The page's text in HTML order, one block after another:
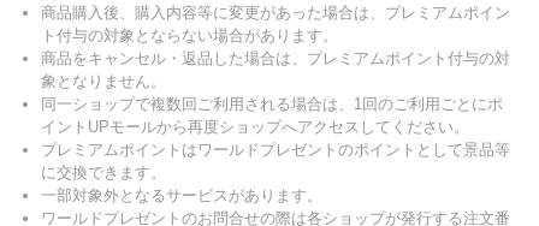
商品購入後、購入内容等に変更があった場合は、プレミアムポイン
ト付与の対象とならない場合があります。
商品をキャンセル・返品した場合は、プレミアムポイント付与の対
象となりません。
同一ショップで複数回ご利用される場合は、1回のご利用ごとにポ
イントUPモールから再度ショップへアクセスしてください。
プレミアムポイントはワールドプレゼントのポイントとして景品等
に交換できます。
一部対象外となるサービスがあります。
ワールドプレゼントのお問合せの際は各ショップが発行する注文番